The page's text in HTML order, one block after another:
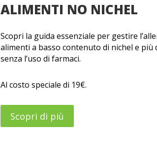
ALIMENTI NO NICHEL
Scopri la guida essenziale per gestire
alimenti a basso contenuto di nichel e
senza l’uso di farmaci.
Al costo speciale di 19€.
Scopri di più